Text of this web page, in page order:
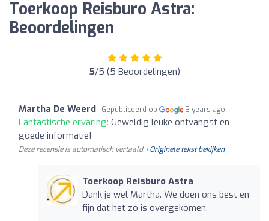
Toerkoop Reisburo Astra:
Beoordelingen
5/5 (5 Beoordelingen)
Martha De Weerd Gepubliceerd op 3 years ago
Fantastische ervaring: Geweldig leuke ontvangst en
goede informatie!
Deze recensie is automatisch vertaald. |Originele tekst bekijken
Toerkoop Reisburo Astra
Dank je wel Martha. We doen ons best en
fijn dat het zo is overgekomen.